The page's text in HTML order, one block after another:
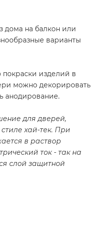
дома на балкон или
варианты
изделий в
можно декорировать
анодирование.
для дверей,
хай-тек. При
в раствор
ток - так на
слой защитной